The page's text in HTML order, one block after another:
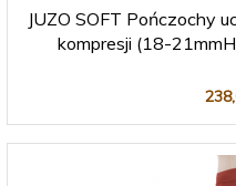
JUZO SOFT Pończochy
kompresji (18-
238,